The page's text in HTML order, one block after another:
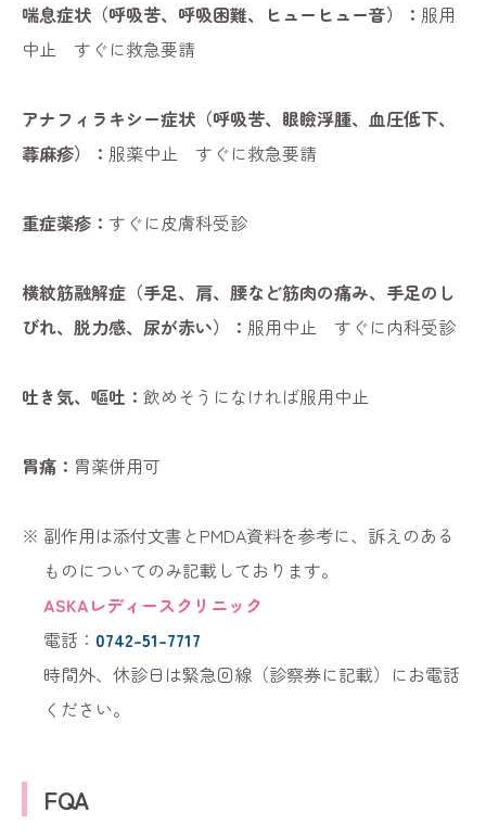
喘息症状（呼吸苦、呼吸困難、ヒューヒュー音）： 服用
中止 すぐに救急要請
アナフィラキシー症状（呼吸苦、眼瞼浮腫、血圧低下、
蕁麻疹）： 服薬中止 すぐに救急要請
重症薬疹： すぐに皮膚科受診
横紋筋融解症（手足、肩、腰など筋肉の痛み、手足のし
びれ、脱力感、尿が赤い）： 服用中止 すぐに内科受診
吐き気、嘔吐： 飲めそうになければ服用中止
胃痛： 胃薬併用可
副作用は添付文書とPMDA資料を参考に、訴えのある
ものについてのみ記載しております。
ASKAレディースクリニック
電話： 0742-51-7717
時間外、休診日は緊急回線（診察券に記載）にお電話
ください。
FQA